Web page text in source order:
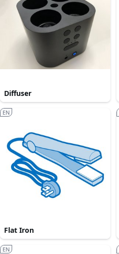
Diffuser
Flat Iron
EN
EN